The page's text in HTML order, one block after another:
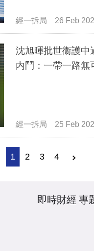
經一拆局 26 Feb
沈旭暉批世衞護中
内鬥：一帶一路無
經一拆局 25 Feb
1 2 3 4
即時財經 專